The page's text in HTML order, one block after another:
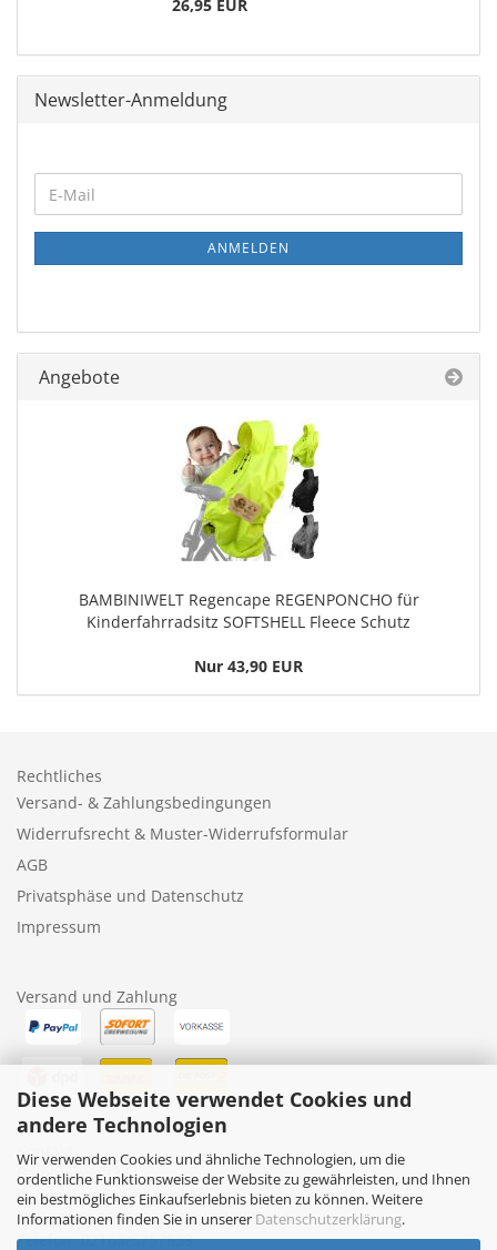
Diese Webseite verwendet Cookies und
andere Technologien
Wir verwenden Cookies und ähnliche Technologien, um die
ordentliche Funktionsweise der Website zu gewährleisten, und Ihnen
ein bestmögliches Einkaufserlebnis bieten zu können. Weitere
Informationen finden Sie in unserer Datenschutzerklärung.
26,95 EUR
Newsletter-Anmeldung
ANMELDEN
Angebote
BAMBINIWELT Regencape REGENPONCHO für
Kinderfahrradsitz SOFTSHELL Fleece Schutz
Nur 43,90 EUR
Rechtliches
Versand- & Zahlungsbedingungen
Widerrufsrecht & Muster-Widerrufsformular
AGB
Privatsphäse und Datenschutz
Impressum
Versand und Zahlung
Kontakt
BambiniWelt24
Rafael Kruczek-Küppers
Nollesweg 10, 41372 Niederkrüchten
Telefon: 02163/5757838